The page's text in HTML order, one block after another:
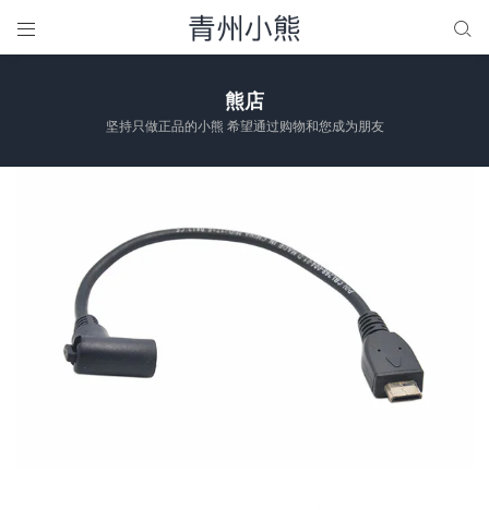
 
熊店
坚持只做正品的小熊 希望通过购物和您成为朋友